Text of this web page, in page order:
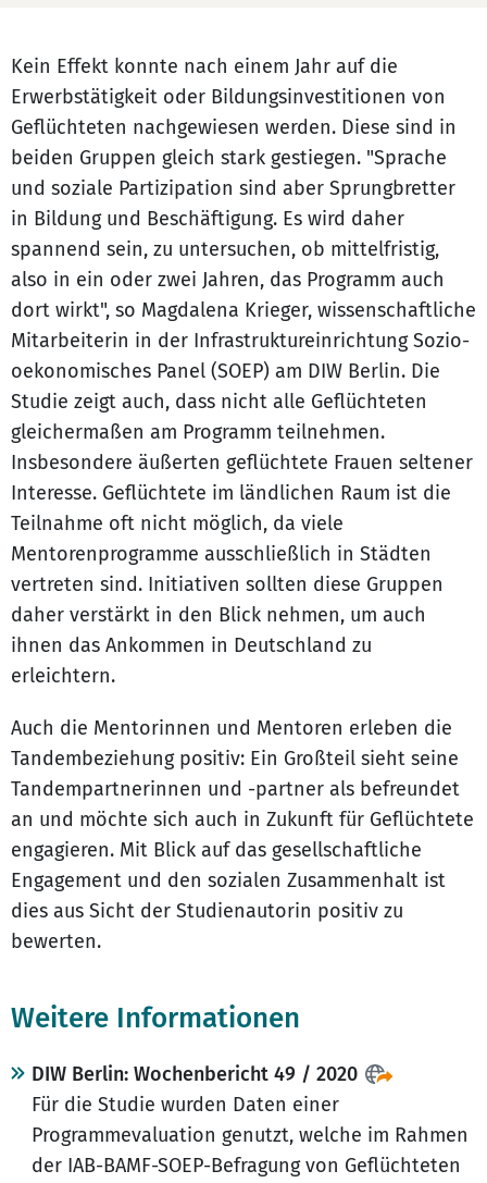
Kein Effekt konnte nach einem Jahr auf die
Erwerbstätigkeit oder Bildungsinvestitionen von
Geflüchteten nachgewiesen werden. Diese sind in
beiden Gruppen gleich stark gestiegen. "Sprache
und soziale Partizipation sind aber Sprungbretter
in Bildung und Beschäftigung. Es wird daher
spannend sein, zu untersuchen, ob mittelfristig,
also in ein oder zwei Jahren, das Programm auch
dort wirkt", so Magdalena Krieger, wissenschaftliche
Mitarbeiterin in der Infrastruktureinrichtung Sozio-
oekonomisches Panel (SOEP) am DIW Berlin. Die
Studie zeigt auch, dass nicht alle Geflüchteten
gleichermaßen am Programm teilnehmen.
Insbesondere äußerten geflüchtete Frauen seltener
Interesse. Geflüchtete im ländlichen Raum ist die
Teilnahme oft nicht möglich, da viele
Mentorenprogramme ausschließlich in Städten
vertreten sind. Initiativen sollten diese Gruppen
daher verstärkt in den Blick nehmen, um auch
ihnen das Ankommen in Deutschland zu
erleichtern.
Auch die Mentorinnen und Mentoren erleben die
Tandembeziehung positiv: Ein Großteil sieht seine
Tandempartnerinnen und -partner als befreundet
an und möchte sich auch in Zukunft für Geflüchtete
engagieren. Mit Blick auf das gesellschaftliche
Engagement und den sozialen Zusammenhalt ist
dies aus Sicht der Studienautorin positiv zu
bewerten.
Weitere Informationen
DIW Berlin: Wochenbericht 49 / 2020
Für die Studie wurden Daten einer
Programmevaluation genutzt, welche im Rahmen
der IAB-BAMF-SOEP-Befragung von Geflüchteten